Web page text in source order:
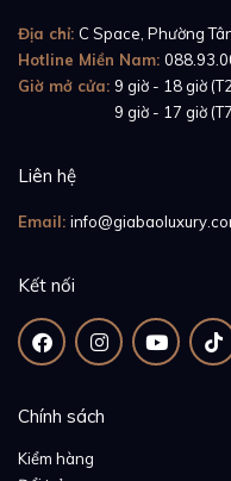
Được sản xuất từ cao
đeo lần này đạt tiêu
da tay. Không chỉ
bóng loáng khó bắt
Địa chỉ: C Space, Phường
Hotline Miền Nam:
Giờ mở cửa: 9 giờ - 18 giờ
9 giờ - 17 giờ
Liên hệ
Email:
Kết nối
Chính sách
Kiểm hàng